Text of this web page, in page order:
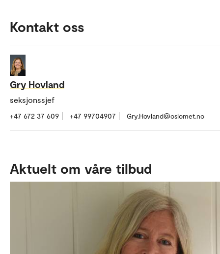
Kontakt oss
Gry Hovland
seksjonssjef
+47 672 37 609 +47 99704907 Gry.Hovland@oslomet.no
Aktuelt om våre tilbud